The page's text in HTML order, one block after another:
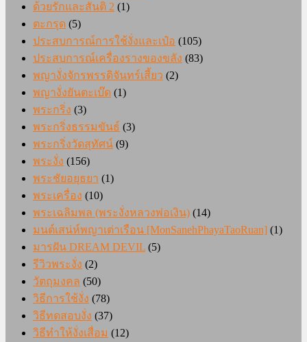
ด้วยรักและสันติ 2 (1)
ตะกรุด (5)
ประสบการณ์การใช้งั่งและเป๋อ (105)
ประสบการณ์เครื่องรางของขลัง (83)
พญางั่งจักรพรรดิจันทร์เสี้ยว (2)
พญางั่งยันตะเบ๊ด (1)
พระกริ่ง (3)
พระกริ่งธรรมขันธ์ (3)
พระกริ่งวัดสุทัศน์ (9)
พระงั่ง (156)
พระชัยอยุธยา (1)
พระเครื่อง (10)
พระเฉลิมพล (พระงั่งหลวงพ่อเงิน) (14)
มนต์เสน่ห์พญาเต่าเรือน [MonSanehPhayaTaoRuan] (1)
มารฝัน DREAM DEVIL (5)
รีวิวพระงั่ง (2)
วัตถุมงคล (50)
วิธีการใช้งั่ง (78)
วิธีทดสอบงั่ง (37)
วิธีทำให้งั่งเสื่อม (12)